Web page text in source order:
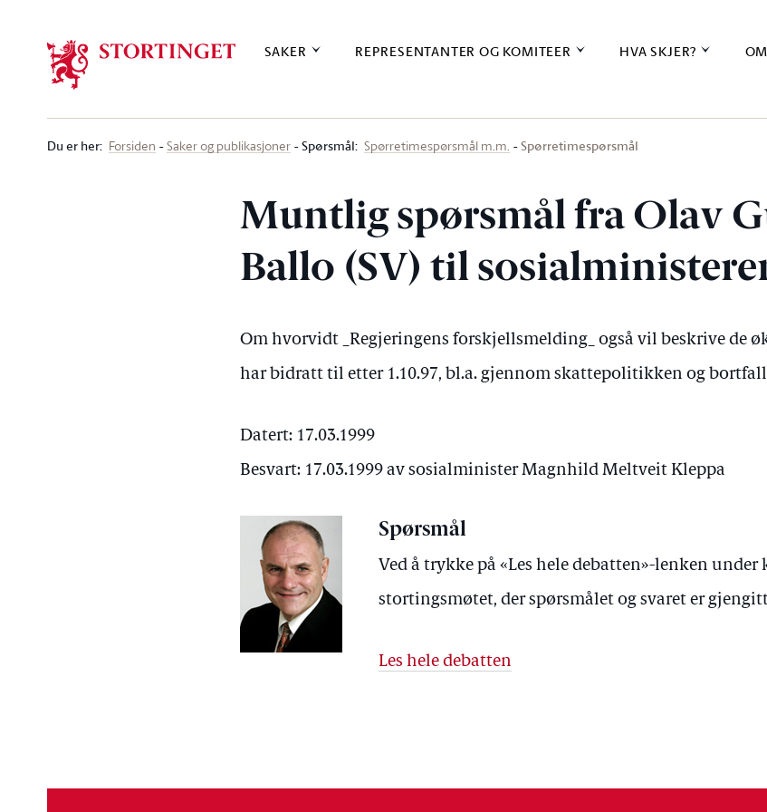
SAKER REPRESENTANTER OG KOMITEER HVA SKJER?
Du er her: Forsiden Saker og publikasjoner Spørsmål: Spørretimespørsmål m.m. Spørretimespørsmål
Muntlig spørsmål fra Olav
Ballo (SV) til
Om hvorvidt _Regjeringens forskjellsmelding_ også vil beskrive de
har bidratt til etter 1.10.97, bl.a. gjennom skattepolitikken og
Datert: 17.03.1999
Besvart: 17.03.1999 av sosialminister Magnhild Meltveit Kleppa
Spørsmål
Ved å trykke på «Les hele debatten»-lenken
stortingsmøtet, der spørsmålet og svaret er
Les hele debatten